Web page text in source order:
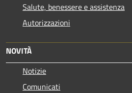
Salute, benessere e assistenza
Autorizzazioni
NOVITÀ
Notizie
Comunicati